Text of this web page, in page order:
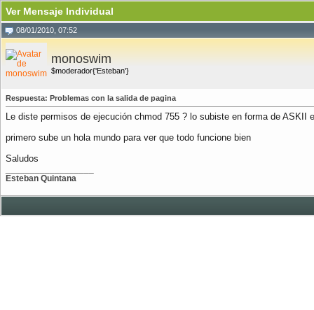
Ver Mensaje Individual
08/01/2010, 07:52
monoswim
$moderador{'Esteban'}
Respuesta: Problemas con la salida de pagina
Le diste permisos de ejecución chmod 755 ? lo subiste en forma de ASKII
primero sube un hola mundo para ver que todo funcione bien
Saludos
Esteban Quintana